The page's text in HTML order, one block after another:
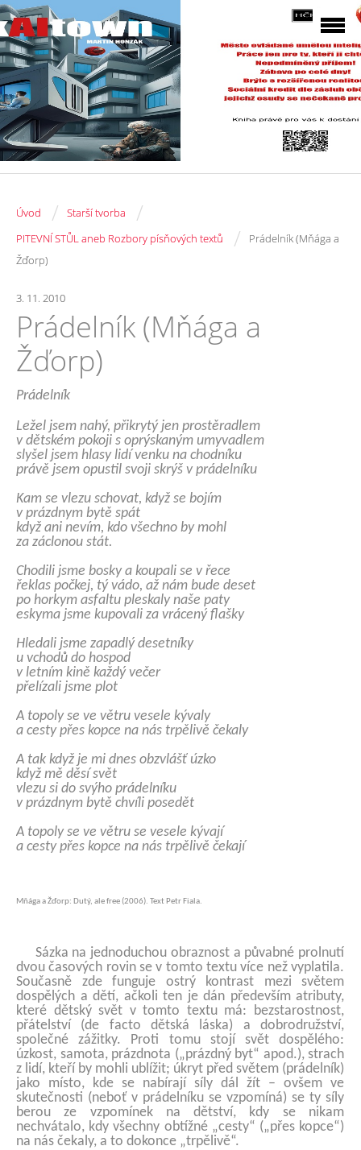
Úvod / Starší tvorba /
PITEVNÍ STŮL aneb Rozbory písňových textů /
Prádelník (Mňága a
Žďorp)
3. 11. 2010
Prádelník (Mňága a
Žďorp)
Prádelník
Ležel jsem nahý, přikrytý jen prostěradlem
v dětském pokoji s oprýskaným umyvadlem
slyšel jsem hlasy lidí venku na chodníku
právě jsem opustil svoji skrýš v prádelníku
Kam se vlezu schovat, když se bojím
v prázdnym bytě spát
když ani nevím, kdo všechno by mohl
za záclonou stát.
Chodili jsme bosky a koupali se v řece
řeklas počkej, tý vádo, až nám bude deset
po horkym asfaltu pleskaly naše paty
eskyma jsme kupovali za vrácený flašky
Hledali jsme zapadlý desetníky
u vchodů do hospod
v letním kině každý večer
přelízali jsme plot
A topoly se ve větru vesele kývaly
a cesty přes kopce na nás trpělivě čekaly
A tak když je mi dnes obzvlášť úzko
když mě děsí svět
vlezu si do svýho prádelníku
v prázdnym bytě chvíli posedět
A topoly se ve větru se vesele kývají
a cesty přes kopce na nás trpělivě čekají
Mňága a Žďorp: Dutý, ale free (2006). Text Petr Fiala.
Sázka na jednoduchou obraznost a půvabné prolnutí
dvou časových rovin se v tomto textu více než vyplatila.
Současně zde funguje ostrý kontrast mezi světem
dospělých a dětí, ačkoli ten je dán především atributy,
které dětský svět v tomto textu má: bezstarostnost,
přátelství (de facto dětská láska) a dobrodružství,
společné zážitky. Proti tomu stojí svět dospělého:
úzkost, samota, prázdnota („prázdný byt“ apod.), strach
z lidí, kteří by mohli ublížit; úkryt před světem (prádelník)
jako místo, kde se nabírají síly dál žít – ovšem ve
skutečnosti (neboť v prádelníku se vzpomíná) se ty síly
berou ze vzpomínek na dětství, kdy se nikam
nechvátalo, kdy všechny obtížné „cesty“ („přes kopce“)
na nás čekaly, a to dokonce „trpělivě“.